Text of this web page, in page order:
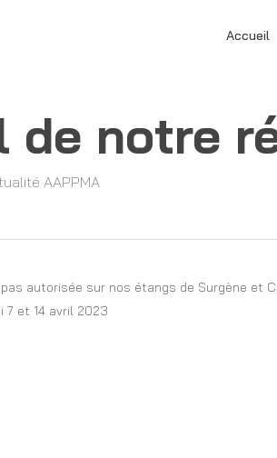
Accueil
de notre
AAPPMA
autorisée sur nos étangs de Surgène et
7 et 14 avril 2023